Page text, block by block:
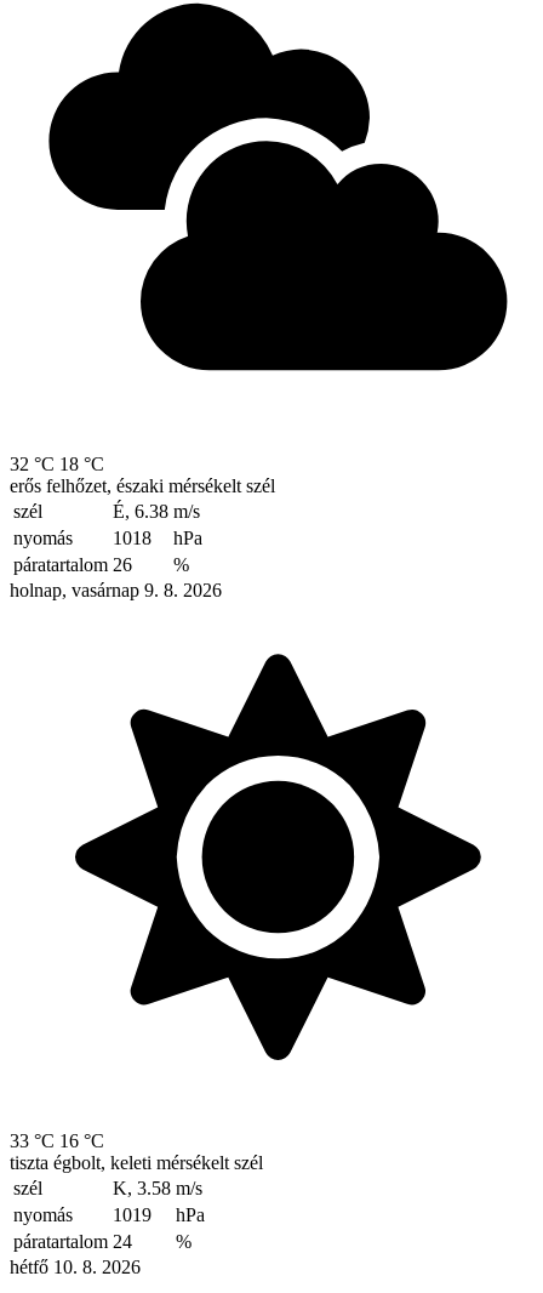
32 °C 18 °C
erős felhőzet, északi mérsékelt szél
szél
É, 6.38 m/s
nyomás
1018
hPa
páratartalom 26
%
holnap, vasárnap 9. 8. 2026
33 °C 16 °C
tiszta égbolt, keleti mérsékelt szél
szél
K, 3.58 m/s
nyomás
1019
hPa
páratartalom 24
%
hétfő 10. 8. 2026